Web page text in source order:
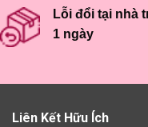
Lỗi đổi tại nhà
1 ngày
Liên Kết Hữu Ích